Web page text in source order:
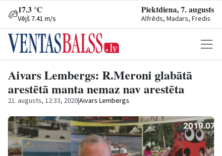
17.3 °C
Vējš 7.41 m/s
Piektdiena, 7. augusts
Alfrēds, Madars, Fredis
Aivars Lembergs: R.Meroni glabātā
arestētā manta nemaz nav arestēta
21. augusts, 12:33, 2020|Aivars Lembergs